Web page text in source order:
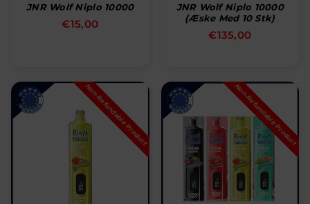
JNR Wolf Niplo 10000
Normal
€15,00
JNR Wolf Niplo 10000
(æske Med 10 Stk)
Normal
€135,00
Non-Refundable Product Non-Refundable Product